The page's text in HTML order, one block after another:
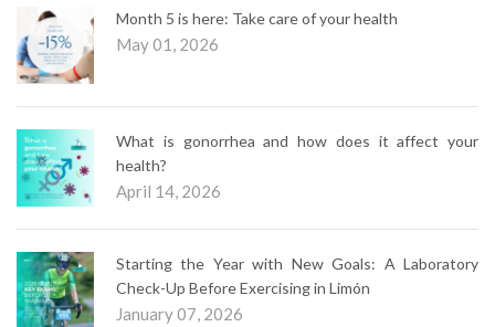
Month 5 is here: Take care of your health
May 01, 2026
What is gonorrhea and how does it affect your
health?
April 14, 2026
Starting the Year with New Goals: A Laboratory
Check-Up Before Exercising in Limón
January 07, 2026